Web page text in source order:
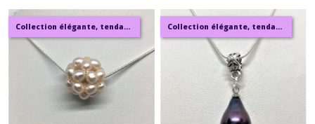
femme
Collection élégante, tendance, moderne, de bijoux en ambre, pierre, perles. Collection élégante, tendance, moderne, de bijoux en ambre, pierre, perles.